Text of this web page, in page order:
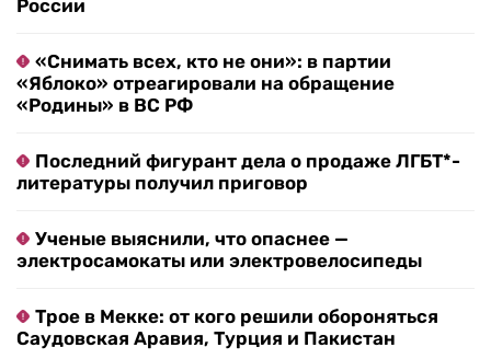
России
«Снимать всех, кто не они»: в партии
«Яблоко» отреагировали на обращение
«Родины» в ВС РФ
Последний фигурант дела о продаже ЛГБТ*-
литературы получил приговор
Ученые выяснили, что опаснее —
электросамокаты или электровелосипеды
Трое в Мекке: от кого решили обороняться
Саудовская Аравия, Турция и Пакистан